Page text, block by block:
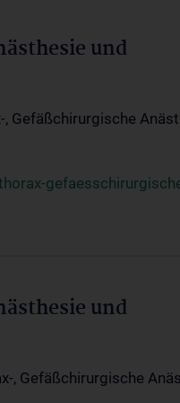
und
Gefäßchirurgische
und
, Gefäßchirurgische